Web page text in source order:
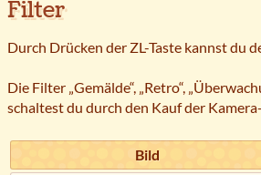
Filter
Durch Drücken der ZL-Taste kannst du
Die Filter „Gemälde“, „Retro“,
schaltest du durch den Kauf der
Bild